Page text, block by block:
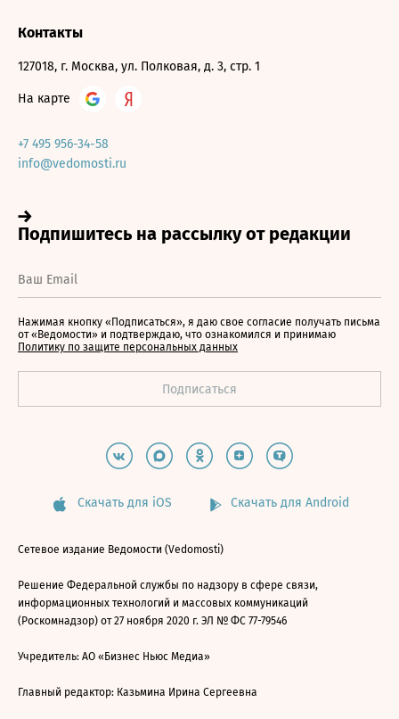
Контакты
127018, г. Москва, ул. Полковая, д. 3, стр. 1
На карте
+7 495 956-34-58
info@vedomosti.ru
Нажимая кнопку «Подписаться», я даю свое согласие получать письма
от «Ведомости» и подтверждаю, что ознакомился и принимаю
Политику по защите персональных данных
Скачать для iOS Скачать для Android
Сетевое издание Ведомости (Vedomosti)
Решение Федеральной службы по надзору в сфере связи,
информационных технологий и массовых коммуникаций
(Роскомнадзор) от 27 ноября 2020 г. ЭЛ № ФС 77-79546
Учредитель: АО «Бизнес Ньюс Медиа»
Главный редактор: Казьмина Ирина Сергеевна